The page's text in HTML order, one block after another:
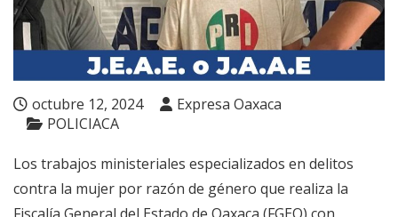
octubre 12, 2024
Expresa Oaxaca
POLICIACA
Los trabajos ministeriales especializados en delitos
contra la mujer por razón de género que realiza la